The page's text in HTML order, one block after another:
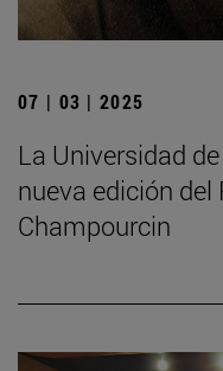
07 | 03 | 2025
La Universidad
nueva edición
Champourcin